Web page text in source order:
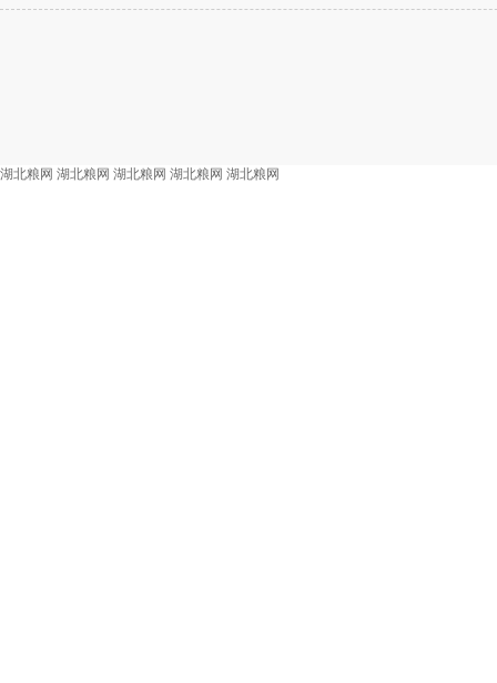
湖北粮网 湖北粮网 湖北粮网 湖北粮网 湖北粮网